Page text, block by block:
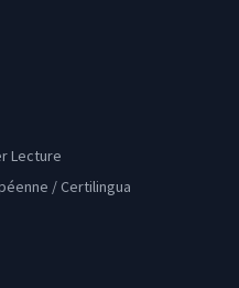
Lecture
/ Certilingua